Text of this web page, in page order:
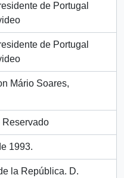
de Portugal
de Portugal
Mário Soares,
Reservado
1993.
la República. D.